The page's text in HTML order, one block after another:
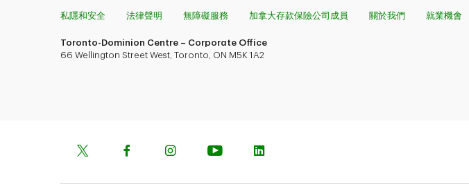
私隱和安全 法律聲明 無障礙服務 加拿大存款保險公司成員 關於我們 就業機會
Toronto-Dominion Centre – Corporate Office
66 Wellington Street West, Toronto, ON M5K 1A2